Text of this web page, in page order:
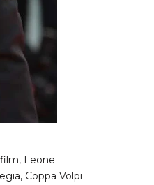
Leone
Coppa Volpi